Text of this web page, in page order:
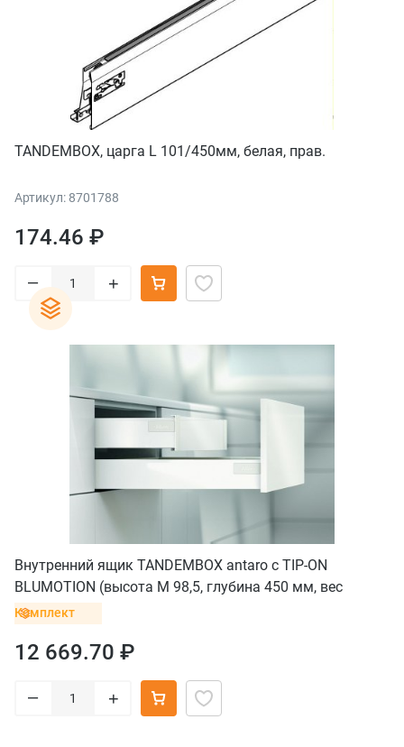
TANDEMBOX, царга L 101/450мм, белая, прав.
Артикул: 8701788
174.46 ₽
– +
Внутренний ящик TANDEMBOX antaro с TIP-ON
BLUMOTION (высота М 98,5, глубина 450 мм, вес
ящика от 10 до 30 кг), белый
Комплект
12 669.70 ₽
– +